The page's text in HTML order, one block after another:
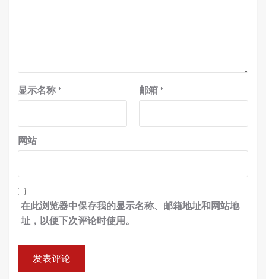
显示名称 * 邮箱 *
网站
在此浏览器中保存我的显示名称、邮箱地址和网站地
址，以便下次评论时使用。